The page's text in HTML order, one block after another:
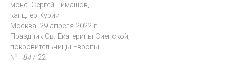
монс. Сергей Тимашов,
канцлер Курии
Москва, 29 апреля 2022 г.
Праздник Св. Екатерины Сиенской,
покровительницы Европы
№
_84/ 22